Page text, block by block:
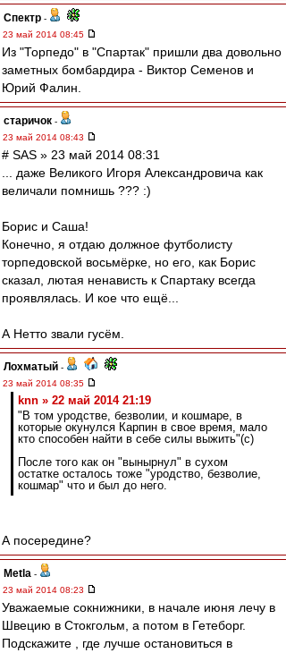
Спектр -
23 май 2014 08:45
Из "Торпедо" в "Спартак" пришли два довольно
заметных бомбардира - Виктор Семенов и
Юрий Фалин.
старичок -
23 май 2014 08:43
# SAS » 23 май 2014 08:31
... даже Великого Игоря Александровича как
величали помнишь ??? :)
Борис и Саша!
Конечно, я отдаю должное футболисту
торпедовской восьмёрке, но его, как Борис
сказал, лютая ненависть к Спартаку всегда
проявлялась. И кое что ещё...
А Нетто звали гусём.
Лохматый -
23 май 2014 08:35
knn » 22 май 2014 21:19
"В том уродстве, безволии, и кошмаре, в
которые окунулся Карпин в свое время, мало
кто способен найти в себе силы выжить"(c)
После того как он "вынырнул" в сухом
остатке осталось тоже "уродство, безволие,
кошмар" что и был до него.
А посередине?
Metla -
23 май 2014 08:23
Уважаемые сокнижники, в начале июня лечу в
Швецию в Стокгольм, а потом в Гетеборг.
Подскажите , где лучше остановиться в